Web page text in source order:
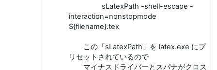
sLatexPath -shell-escape -
interaction=nonstopmode
${filename}.tex
この「sLatexPath」を latex.exe にプ
リセットされているので
マイナスドライバーとスパナがクロス